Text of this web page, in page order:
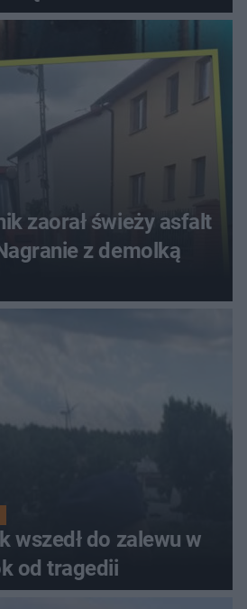
zaorał świeży asfalt
z demolką
wszedł do zalewu w
od tragedii